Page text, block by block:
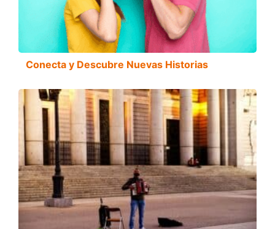
Conecta y Descubre Nuevas Historias